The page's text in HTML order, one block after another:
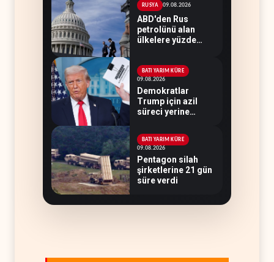
RUSYA 09.08.2026
ABD'den Rus
petrolünü alan
ülkelere yüzde
BATI YARIM KÜRE
09.08.2026
Demokratlar
Trump için azil
süreci yerine
hazırlıyor
BATI YARIM KÜRE
09.08.2026
Pentagon silah
şirketlerine 21 gün
süre verdi